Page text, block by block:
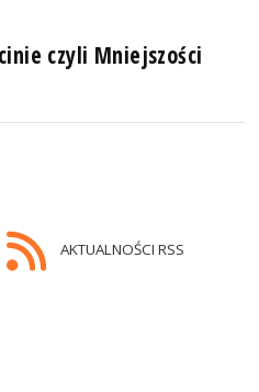
czyli Mniejszości
AKTUALNOŚCI RSS